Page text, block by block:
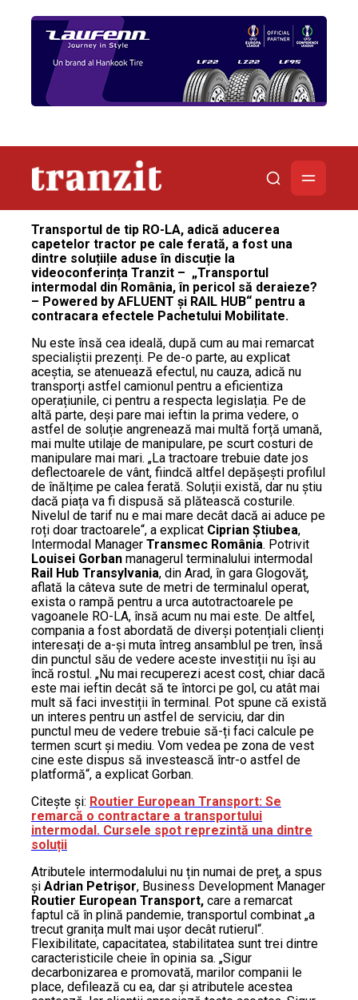
Transportul de tip RO-LA, adică aducerea
capetelor tractor pe cale ferată, a fost una
dintre soluțiile aduse în discuție la
videoconferința Tranzit – „Transportul
intermodal din România, în pericol să deraieze?
– Powered by AFLUENT și RAIL HUB“ pentru a
contracara efectele Pachetului Mobilitate.
Nu este însă cea ideală, după cum au mai remarcat
specialiștii prezenți. Pe de-o parte, au explicat
aceștia, se atenuează efectul, nu cauza, adică nu
transporți astfel camionul pentru a eficientiza
operațiunile, ci pentru a respecta legislația. Pe de
altă parte, deși pare mai ieftin la prima vedere, o
astfel de soluție angrenează mai multă forță umană,
mai multe utilaje de manipulare, pe scurt costuri de
manipulare mai mari. „La tractoare trebuie date jos
deflectoarele de vânt, fiindcă altfel depășești profilul
de înălțime pe calea ferată. Soluții există, dar nu știu
dacă piața va fi dispusă să plătească costurile.
Nivelul de tarif nu e mai mare decât dacă ai aduce pe
roți doar tractoarele“, a explicat Ciprian Știubea,
Intermodal Manager Transmec România. Potrivit
Louisei Gorban managerul terminalului intermodal
Rail Hub Transylvania, din Arad, în gara Glogovăț,
aflată la câteva sute de metri de terminalul operat,
exista o rampă pentru a urca autotractoarele pe
vagoanele RO-LA, însă acum nu mai este. De altfel,
compania a fost abordată de diverși potențiali clienți
interesați de a-și muta întreg ansamblul pe tren, însă
din punctul său de vedere aceste investiții nu își au
încă rostul. „Nu mai recuperezi acest cost, chiar dacă
este mai ieftin decât să te întorci pe gol, cu atât mai
mult să faci investiții în terminal. Pot spune că există
un interes pentru un astfel de serviciu, dar din
punctul meu de vedere trebuie să-ți faci calcule pe
termen scurt și mediu. Vom vedea pe zona de vest
cine este dispus să investească într-o astfel de
platformă“, a explicat Gorban.
Citește și: Routier European Transport: Se
remarcă o contractare a transportului
intermodal. Cursele spot reprezintă una dintre
soluții
Atributele intermodalului nu țin numai de preț, a spus
și Adrian Petrișor, Business Development Manager
Routier European Transport, care a remarcat
faptul că în plină pandemie, transportul combinat „a
trecut granița mult mai ușor decât rutierul“.
Flexibilitate, capacitatea, stabilitatea sunt trei dintre
caracteristicile cheie în opinia sa. „Sigur
decarbonizarea e promovată, marilor companii le
place, defilează cu ea, dar și atributele acestea